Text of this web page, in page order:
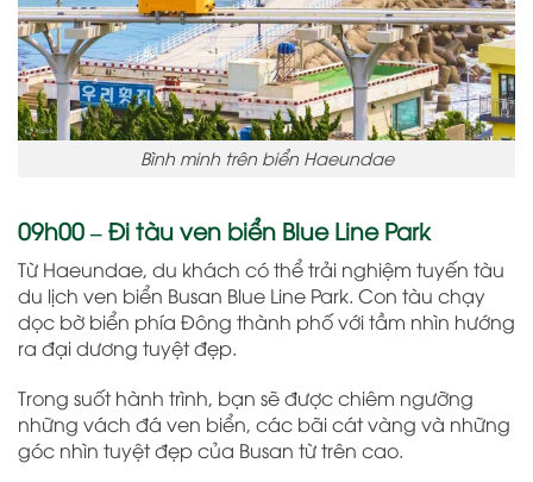
Bình minh trên biển Haeundae
09h00 – Đi tàu ven biển Blue Line Park
Từ Haeundae, du khách có thể trải nghiệm tuyến tàu
du lịch ven biển Busan Blue Line Park. Con tàu chạy
dọc bờ biển phía Đông thành phố với tầm nhìn hướng
ra đại dương tuyệt đẹp.
Trong suốt hành trình, bạn sẽ được chiêm ngưỡng
những vách đá ven biển, các bãi cát vàng và những
góc nhìn tuyệt đẹp của Busan từ trên cao.